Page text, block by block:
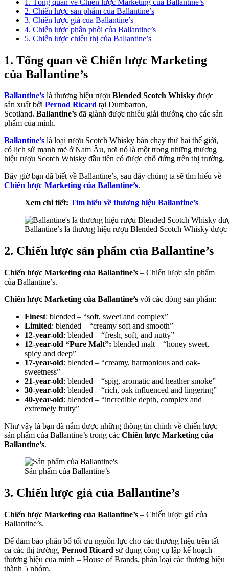
2. Chiến lược sản phẩm của Ballantine’s
3. Chiến lược giá của Ballantine’s
4. Chiến lược phân phối của Ballantine’s
5. Chiến lược chiêu thị của Ballantine’s
1. Tổng quan về Chiến lược Marketing
của Ballantine’s
Ballantine’s là thương hiệu rượu Blended Scotch Whisky được
sản xuất bởi Pernod Ricard tại Dumbarton,
Scotland. Ballantine’s đã giành được nhiều giải thưởng cho các sản
phẩm của mình.
Ballantine’s là loại rượu Scotch Whisky bán chạy thứ hai thế giới,
có lịch sử mạnh mẽ ở Nam Âu, nơi nó là một trong những thương
hiệu rượu Scotch Whisky đầu tiên có được chỗ đứng trên thị trường.
Bây giờ bạn đã biết về Ballantine’s, sau đây chúng ta sẽ tìm hiểu về
Chiến lược Marketing của Ballantine’s.
Xem chi tiết: Tìm hiểu về thương hiệu Ballantine’s
Ballantine’s là thương hiệu rượu Blended Scotch Whisky
2. Chiến lược sản phẩm của Ballantine’s
Chiến lược Marketing của Ballantine’s – Chiến lược sản phẩm
của Ballantine’s.
Chiến lược Marketing của Ballantine’s với các dòng sản phẩm:
Finest: blended – “soft, sweet and complex”
Limited: blended – “creamy soft and smooth”
12-year-old: blended – “fresh, soft, and nutty”
12-year-old “Pure Malt”: blended malt – “honey sweet,
spicy and deep”
17-year-old: blended – “creamy, harmonious and oak-
sweetness”
21-year-old: blended – “spig, aromatic and heather smoke”
30-year-old: blended – “rich, oak influenced and lingering”
40-year-old: blended – “incredible depth, complex and
extremely fruity”
Như vậy là bạn đã nắm được những thông tin chính về chiến lược
sản phẩm của Ballantine’s trong các Chiến lược Marketing của
Ballantine’s.
Sản phẩm của Ballantine’s
3. Chiến lược giá của Ballantine’s
Chiến lược Marketing của Ballantine’s – Chiến lược giá của
Ballantine’s.
Để đảm bảo phân bổ tối ưu nguồn lực cho các thương hiệu trên tất
cả các thị trường, Pernod Ricard sử dụng công cụ lập kế hoạch
thương hiệu của mình – House of Brands, phân loại các thương hiệu
thành 5 nhóm.